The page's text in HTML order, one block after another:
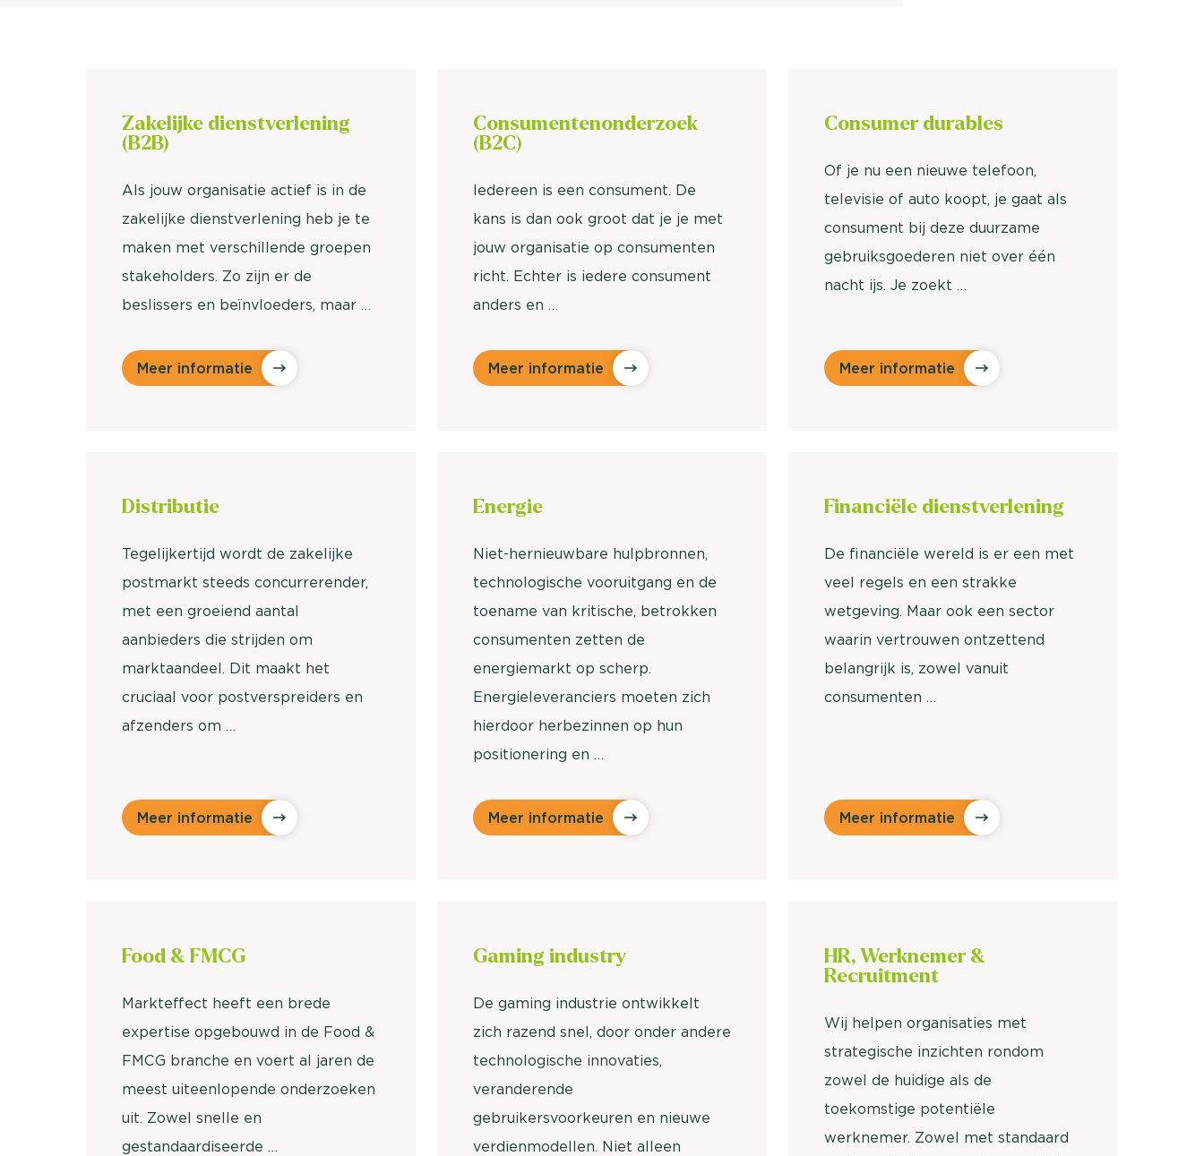
Zakelijke dienstverlening
(B2B)
Als jouw organisatie actief is in de
zakelijke dienstverlening heb je te
maken met verschillende groepen
stakeholders. Zo zijn er de
beslissers en beïnvloeders, maar …
Meer informatie
Consumentenonderzoek
(B2C)
Iedereen is een consument. De
kans is dan ook groot dat je je met
jouw organisatie op consumenten
richt. Echter is iedere consument
anders en …
Meer informatie
Consumer durables
Of je nu een nieuwe telefoon,
televisie of auto koopt, je gaat als
consument bij deze duurzame
gebruiksgoederen niet over één
nacht ijs. Je zoekt …
Meer informatie
Distributie
Tegelijkertijd wordt de zakelijke
postmarkt steeds concurrerender,
met een groeiend aantal
aanbieders die strijden om
marktaandeel. Dit maakt het
cruciaal voor postverspreiders en
afzenders om …
Meer informatie
Energie
Niet-hernieuwbare hulpbronnen,
technologische vooruitgang en de
toename van kritische, betrokken
consumenten zetten de
energiemarkt op scherp.
Energieleveranciers moeten zich
hierdoor herbezinnen op hun
positionering en …
Meer informatie
Financiële dienstverlening
De financiële wereld is er een met
veel regels en een strakke
wetgeving. Maar ook een sector
waarin vertrouwen ontzettend
belangrijk is, zowel vanuit
consumenten …
Meer informatie
Food & FMCG
Markteffect heeft een brede
expertise opgebouwd in de Food &
FMCG branche en voert al jaren de
meest uiteenlopende onderzoeken
uit. Zowel snelle en
gestandaardiseerde …
Gaming industry
De gaming industrie ontwikkelt
zich razend snel, door onder andere
technologische innovaties,
veranderende
gebruikersvoorkeuren en nieuwe
verdienmodellen. Niet alleen
HR, Werknemer &
Recruitment
Wij helpen organisaties met
strategische inzichten rondom
zowel de huidige als de
toekomstige potentiële
werknemer. Zowel met standaard